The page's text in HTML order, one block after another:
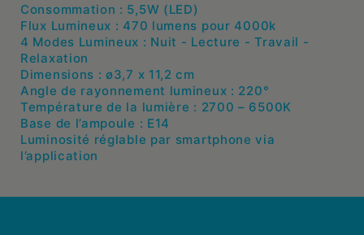
Consommation : 5,5W (LED)
Flux Lumineux : 470 lumens pour 4000k
4 Modes Lumineux : Nuit - Lecture - Travail -
Relaxation
Dimensions : ø3,7 x 11,2 cm
Angle de rayonnement lumineux : 220°
Température de la lumière : 2700 – 6500K
Base de l’ampoule : E14
Luminosité réglable par smartphone via
l’application